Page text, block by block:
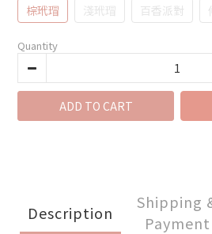
棕玳瑁 淺玳瑁 百香派對
Quantity
ADD TO CART
Description
Shipping
Payment